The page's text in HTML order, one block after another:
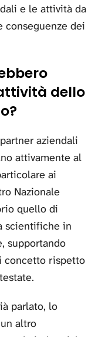
e le attività da
conseguenze dei
dello
aziendali
attivamente al
ai
Nazionale
quello di
scientifiche in
supportando
concetto rispetto
parlato, lo
altro